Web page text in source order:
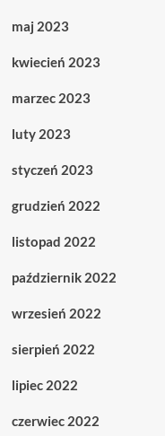
maj 2023
kwiecień 2023
marzec 2023
luty 2023
styczeń 2023
grudzień 2022
listopad 2022
październik 2022
wrzesień 2022
sierpień 2022
lipiec 2022
czerwiec 2022